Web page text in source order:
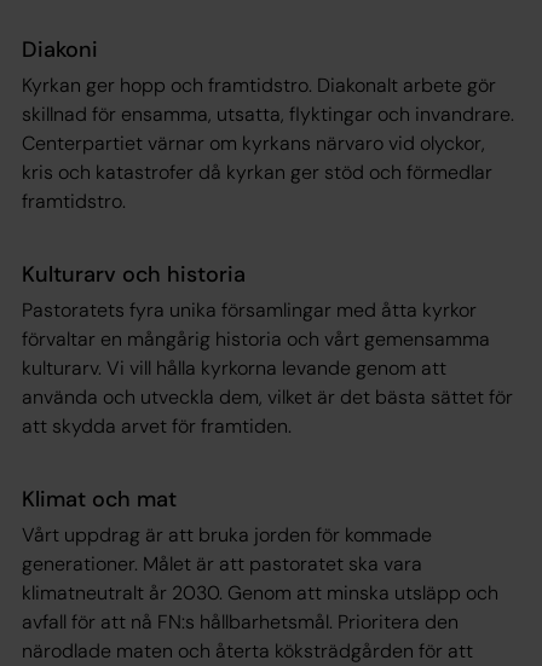
Diakoni
Kyrkan ger hopp och framtidstro. Diakonalt arbete gör
skillnad för ensamma, utsatta, flyktingar och invandrare.
Centerpartiet värnar om kyrkans närvaro vid olyckor,
kris och katastrofer då kyrkan ger stöd och förmedlar
framtidstro.
Kulturarv och historia
Pastoratets fyra unika församlingar med åtta kyrkor
förvaltar en mångårig historia och vårt gemensamma
kulturarv. Vi vill hålla kyrkorna levande genom att
använda och utveckla dem, vilket är det bästa sättet för
att skydda arvet för framtiden.
Klimat och mat
Vårt uppdrag är att bruka jorden för kommade
generationer. Målet är att pastoratet ska vara
klimatneutralt år 2030. Genom att minska utsläpp och
avfall för att nå FN:s hållbarhetsmål. Prioritera den
närodlade maten och återta köksträdgården för att